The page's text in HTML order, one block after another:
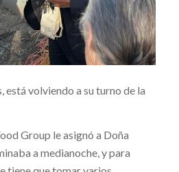
está volviendo a su turno de la
Group le asignó a Doña
a medianoche, y para